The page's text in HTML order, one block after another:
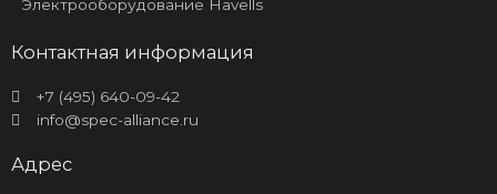
Электрооборудование Havells
Контактная информация
+7 (495) 640-09-42
info@spec-alliance.ru
Адрес